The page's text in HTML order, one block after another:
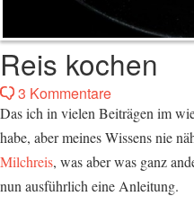
Reis kochen
3 Kommentare
Das ich in vielen Beiträgen im
habe, aber meines Wissens nie
Milchreis, was aber was ganz
nun ausführlich eine Anleitung.